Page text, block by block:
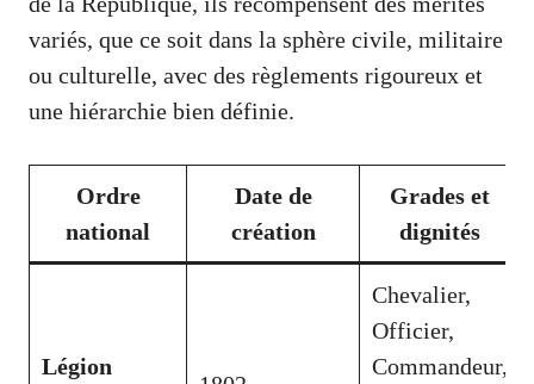
variés, que ce soit dans la sphère civile, militaire
ou culturelle, avec des règlements rigoureux et
une hiérarchie bien définie.
Ordre
national
Date de
création
Grades et
dignités
Légion
Chevalier,
Officier,
Commandeur,